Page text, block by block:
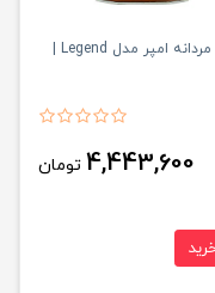
ادکلن مردانه امپر مدل Legend |
4,443,600 تومان